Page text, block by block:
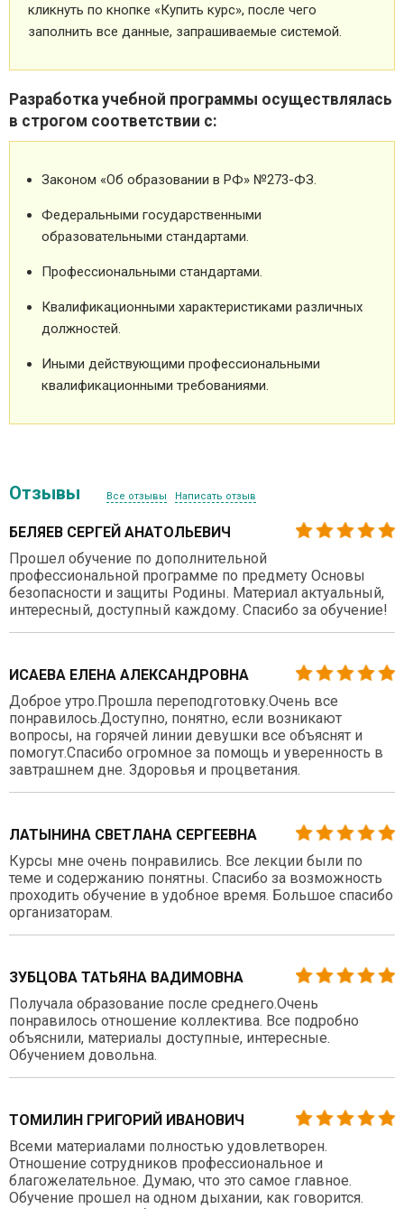
кликнуть по кнопке «Купить курс», после чего
заполнить все данные, запрашиваемые системой.
Разработка учебной программы осуществлялась
в строгом соответствии с:
Законом «Об образовании в РФ» №273-ФЗ.
Федеральными государственными
образовательными стандартами.
Профессиональными стандартами.
Квалификационными характеристиками различных
должностей.
Иными действующими профессиональными
квалификационными требованиями.
Отзывы Все отзывы Написать отзыв
БЕЛЯЕВ СЕРГЕЙ АНАТОЛЬЕВИЧ
Прошел обучение по дополнительной
профессиональной программе по предмету Основы
безопасности и защиты Родины. Материал актуальный,
интересный, доступный каждому. Спасибо за обучение!
ИСАЕВА ЕЛЕНА АЛЕКСАНДРОВНА
Доброе утро.Прошла переподготовку.Очень все
понравилось.Доступно, понятно, если возникают
вопросы, на горячей линии девушки все объяснят и
помогут.Спасибо огромное за помощь и уверенность в
завтрашнем дне. Здоровья и процветания.
ЛАТЫНИНА СВЕТЛАНА СЕРГЕЕВНА
Курсы мне очень понравились. Все лекции были по
теме и содержанию понятны. Спасибо за возможность
проходить обучение в удобное время. Большое спасибо
организаторам.
ЗУБЦОВА ТАТЬЯНА ВАДИМОВНА
Получала образование после среднего.Очень
понравилось отношение коллектива. Все подробно
объяснили, материалы доступные, интересные.
Обучением довольна.
ТОМИЛИН ГРИГОРИЙ ИВАНОВИЧ
Всеми материалами полностью удовлетворен.
Отношение сотрудников профессиональное и
благожелательное. Думаю, что это самое главное.
Обучение прошел на одном дыхании, как говорится.